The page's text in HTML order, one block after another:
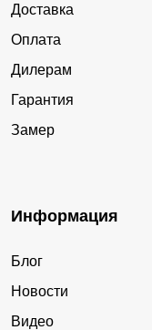
Доставка
Оплата
Дилерам
Гарантия
Замер
Информация
Блог
Новости
Видео